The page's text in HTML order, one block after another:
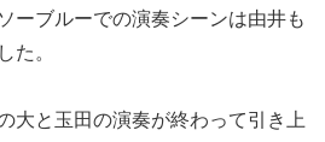
ーブルーでの演奏シーンは由井も
た。
大と玉田の演奏が終わって引き上